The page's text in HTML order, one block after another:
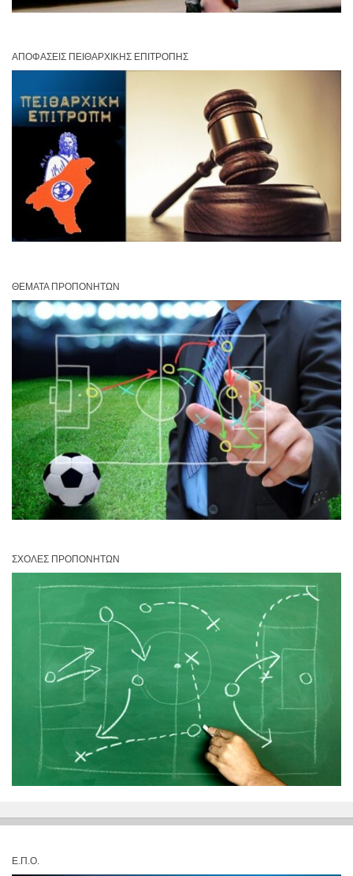
ΑΠΟΦΆΣΕΙΣ ΠΕΙΘΑΡΧΙΚΉΣ ΕΠΙΤΡΟΠΉΣ
ΘΈΜΑΤΑ ΠΡΟΠΟΝΗΤΏΝ
ΣΧΟΛΈΣ ΠΡΟΠΟΝΗΤΏΝ
Ε.Π.Ο.